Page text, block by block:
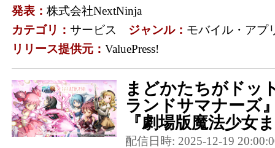
発表： 株式会社NextNinja
カテゴリ： サービス ジャンル： モバイル・アプ
リリース提供元： ValuePress!
まどかたちがドッ
ランドサマナーズ
『劇場版魔法少女
配信日時: 2025-12-19